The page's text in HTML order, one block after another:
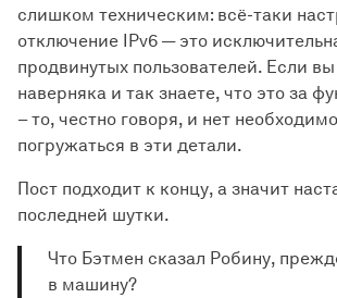
слишком техническим: всё-таки
отключение IPv6 — это
продвинутых пользователей. Если
наверняка и так знаете, что это за
– то, честно говоря, и нет
погружаться в эти детали.
Пост подходит к концу, а значит
последней шутки.
Что Бэтмен сказал Робину,
в машину?